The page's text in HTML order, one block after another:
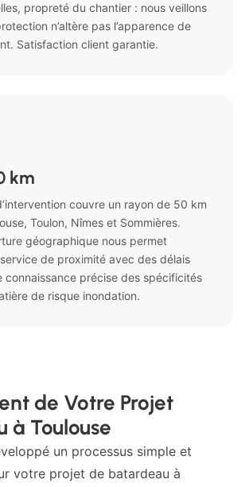
propreté du chantier : nous veillons
n’altère pas l’apparence de
Satisfaction client garantie.
km
couvre un rayon de 50 km
Toulon, Nîmes et Sommières.
géographique nous permet
service de proximité avec des délais
connaissance précise des spécificités
de risque inondation.
de Votre Projet
à Toulouse
un processus simple et
votre projet de batardeau à